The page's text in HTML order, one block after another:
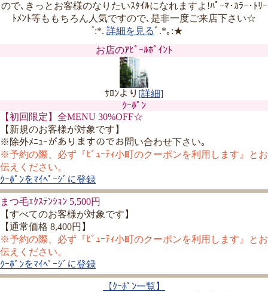
ので､きっとお客様のなりたいｽﾀｲﾙになれますよ!ﾊﾟｰﾏ･ｶﾗｰ･ﾄﾘｰ
ﾄﾒﾝﾄ等ももちろん人気ですので､是非一度ご来店下さい☆
゜:*. 詳細を見るﾞ.*｡:★
お店のｱﾋﾟｰﾙﾎﾟｲﾝﾄ
ｻﾛﾝより [詳細]
ｸｰﾎﾟﾝ
【初回限定】全MENU 30%OFF☆
【新規のお客様が対象です】
※除外ﾒﾆｭｰがありますのでお問い合わせ下さい｡
※予約の際、必ず『ﾋﾞｭｰﾃｨ小町のクーポンを利用します』とお
伝えください。
ｸｰﾎﾟﾝをﾏｲﾍﾟｰｼﾞに登録
まつ毛ｴｸｽﾃﾝｼｮﾝ 5,500円
【すべてのお客様が対象です】
【通常価格 8,400円】
※予約の際、必ず『ﾋﾞｭｰﾃｨ小町のクーポンを利用します』とお
伝えください。
ｸｰﾎﾟﾝをﾏｲﾍﾟｰｼﾞに登録
【ｸｰﾎﾟﾝ一覧】